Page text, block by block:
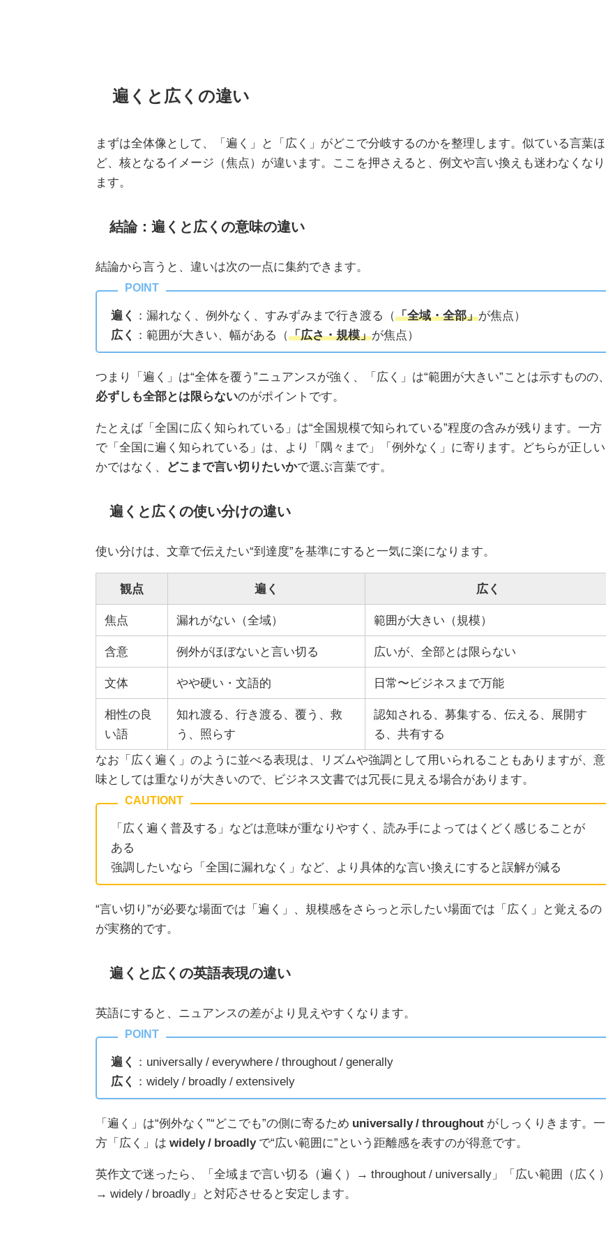
遍くと広くの違い
まずは全体像として、「遍く」と「広く」がどこで分岐するのかを整理します。似ている言葉ほ
ど、核となるイメージ（焦点）が違います。ここを押さえると、例文や言い換えも迷わなくなり
ます。
結論：遍くと広くの意味の違い
結論から言うと、違いは次の一点に集約できます。
遍く ：漏れなく、例外なく、すみずみまで行き渡る（「全域・全部」が焦点）
広く
：範囲が大きい、幅がある（「広さ・規模」が焦点）
つまり「遍く」は“全体を覆う”ニュアンスが強く、「広く」は“範囲が大きい”ことは示すものの、
必ずしも全部とは限らないのがポイントです。
たとえば「全国に広く知られている」は“全国規模で知られている”程度の含みが残ります。一方
で「全国に遍く知られている」は、より「隅々まで」「例外なく」に寄ります。どちらが正しい
かではなく、
どこまで言い切りたいかで選ぶ言葉です。
遍くと広くの使い分けの違い
使い分けは、文章で伝えたい“到達度”を基準にすると一気に楽になります。
観点 遍く 広く
焦点 漏れがない（全域） 範囲が大きい（規模）
含意 例外がほぼないと言い切る 広いが、全部とは限らない
文体 やや硬い・文語的 日常〜ビジネスまで万能
相性の良
い語
知れ渡る、行き渡る、覆う、救
う、照らす
認知される、募集する、伝える、展開す
る、共有する
なお「広く遍く」のように並べる表現は、リズムや強調として用いられることもありますが、意
味としては重なりが大きいので、ビジネス文書では冗長に見える場合があります。
「広く遍く普及する」などは意味が重なりやすく、読み手によってはくどく感じることが
ある
強調したいなら「全国に漏れなく」など、より具体的な言い換えにすると誤解が減る
“言い切り”が必要な場面では「遍く」、規模感をさらっと示したい場面では「広く」と覚えるの
が実務的です。
遍くと広くの英語表現の違い
英語にすると、ニュアンスの差がより見えやすくなります。
遍く
：universally / everywhere / throughout / generally
広く
：widely / broadly / extensively
「遍く」は“例外なく”“どこでも”の側に寄るため universally / throughout がしっくりきます。一
方「広く」は widely / broadlyで“広い範囲に”という距離感を表すのが得意です。
英作文で迷ったら、「全域まで言い切る（遍く）→ throughout / universally」「広い範囲（広く）
→ widely / broadly」と対応させると安定します。